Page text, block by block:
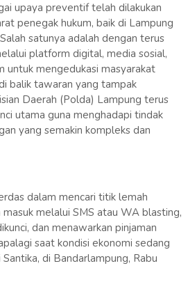
upaya preventif telah dilakukan
penegak hukum, baik di Lampung
satunya adalah dengan terus
platform digital, media sosial,
untuk mengedukasi masyarakat
balik tawaran yang tampak
Daerah (Polda) Lampung terus
utama guna menghadapi tindak
yang semakin kompleks dan
dalam mencari titik lemah
melalui SMS atau WA blasting,
dan menawarkan pinjaman
saat kondisi ekonomi sedang
di Bandarlampung, Rabu